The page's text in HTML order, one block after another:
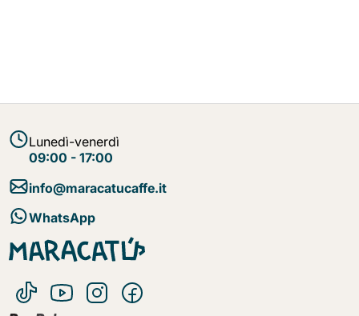
Lunedì-venerdì
09:00 - 17:00
info@maracatucaffe.it
WhatsApp